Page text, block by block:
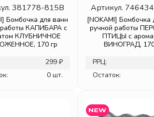
381778-815B
Бомбочка для ванн
КАПИБАРА с
КЛУБНИЧНОЕ
170 гр
299 ₽
0 шт.
Артикул.
[NOKAMI] Бомбочка
ручной работы
ПТИЦЫ с
ВИНОГРАД,
РРЦ:
Остаток: